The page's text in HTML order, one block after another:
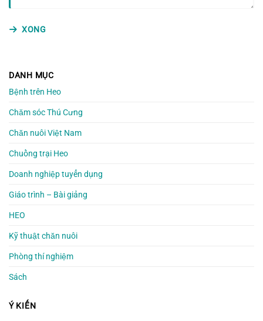
XONG
DANH MỤC
Bệnh trên Heo
Chăm sóc Thú Cưng
Chăn nuôi Việt Nam
Chuồng trại Heo
Doanh nghiệp tuyển dụng
Giáo trình – Bài giảng
HEO
Kỹ thuật chăn nuôi
Phòng thí nghiệm
Sách
Ý KIẾN